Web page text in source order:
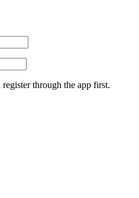
through the app first.